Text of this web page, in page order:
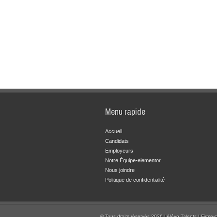
Menu rapide
Accueil
Candidats
Employeurs
Notre Équipe-elementor
Nous joindre
Politique de confidentialité